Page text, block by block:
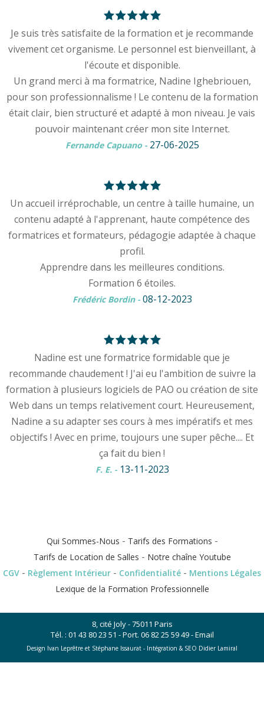
Je suis très satisfaite de la formation et je recommande
vivement cet organisme. Le personnel est bienveillant, à
l'écoute et disponible.
Un grand merci à ma formatrice, Nadine Ighebriouen,
pour son professionnalisme ! Le contenu de la formation
était clair, bien structuré et adapté à mon niveau. Je vais
pouvoir maintenant créer mon site Internet.
Fernande Capuano - 27-06-2025
Un accueil irréprochable, un centre à taille humaine, un
contenu adapté à l'apprenant, haute compétence des
formatrices et formateurs, pédagogie adaptée à chaque
profil.
Apprendre dans les meilleures conditions.
Formation 6 étoiles.
Frédéric Bordin - 08-12-2023
Nadine est une formatrice formidable que je
recommande chaudement ! J'ai eu l'ambition de suivre la
formation à plusieurs logiciels de PAO ou création de site
Web dans un temps relativement court. Heureusement,
Nadine a su adapter ses cours à mes impératifs et mes
objectifs ! Avec en prime, toujours une super pêche.... Et
ça fait du bien !
F. E. - 13-11-2023
Qui Sommes-Nous - Tarifs des Formations -
Tarifs de Location de Salles - Notre chaîne Youtube
CGV - Règlement Intérieur - Confidentialité - Mentions Légales
Lexique de la Formation Professionnelle
8, cité Joly - 75011 Paris
Tél. : 01 43 80 23 51 - Port. 06 82 25 59 49-Email
Design Ivan Leprêtre et Stéphane Issaurat - Intégration & SEO Didier Lamiral